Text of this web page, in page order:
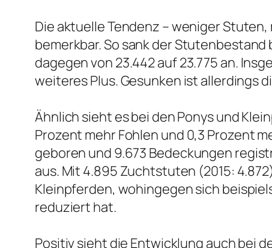
Die aktuelle Tendenz – weniger
bemerkbar. So sank der
dagegen von 23.442 auf 23.775 an.
weiteres Plus. Gesunken ist allerdings
Ähnlich sieht es bei den Ponys und
Prozent mehr Fohlen und 0,3 Prozent
geboren und 9.673 Bedeckungen
aus. Mit 4.895 Zuchtstuten (2015:
Kleinpferden, wohingegen sich
reduziert hat.
Positiv sieht die Entwicklung auch bei